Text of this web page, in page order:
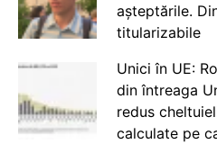
așteptările.
titularizabile
Unici în UE:
din întreaga
redus
calculate pe